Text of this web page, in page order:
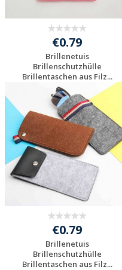
€0.79
Brillenetuis
Brillenschutzhülle
Brillentaschen aus Filz...
Individuelle
Werbeartikel
anfragen
€0.79
Brillenetuis
Brillenschutzhülle
Brillentaschen aus Filz...